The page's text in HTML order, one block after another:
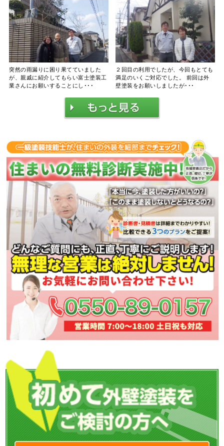
突然の雨漏りに困り果てていました
が、親戚に紹介してもらい富士塗装工
業さんにお願いすることにし･･･
２回目の利用でしたが、今回もとても
満足のいくご対応でした。 前回は外
壁塗装をお願いしましたが･･･